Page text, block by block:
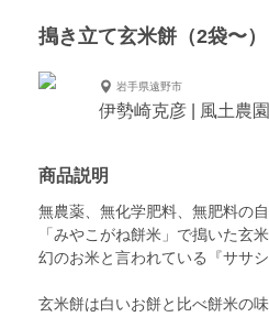
搗き立て玄米餅（2袋〜
岩手県遠野市
伊勢崎克彦 | 風土農園
商品説明
無農薬、無化学肥料、無肥料の
「みやこがね餅米」で搗いた玄米
幻のお米と言われている『ササ
玄米餅は白いお餅と比べ餅米の